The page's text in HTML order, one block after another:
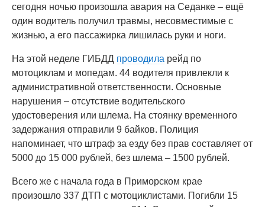
сегодня ночью произошла авария на Седанке – ещё
один водитель получил травмы, несовместимые с
жизнью, а его пассажирка лишилась руки и ноги.
На этой неделе ГИБДД проводила рейд по
мотоциклам и мопедам. 44 водителя привлекли к
административной ответственности. Основные
нарушения – отсутствие водительского
удостоверения или шлема. На стоянку временного
задержания отправили 9 байков. Полиция
напоминает, что штраф за езду без прав составляет от
5000 до 15 000 рублей, без шлема – 1500 рублей.
Всего же с начала года в Приморском крае
произошло 337 ДТП с мотоциклистами. Погибли 15